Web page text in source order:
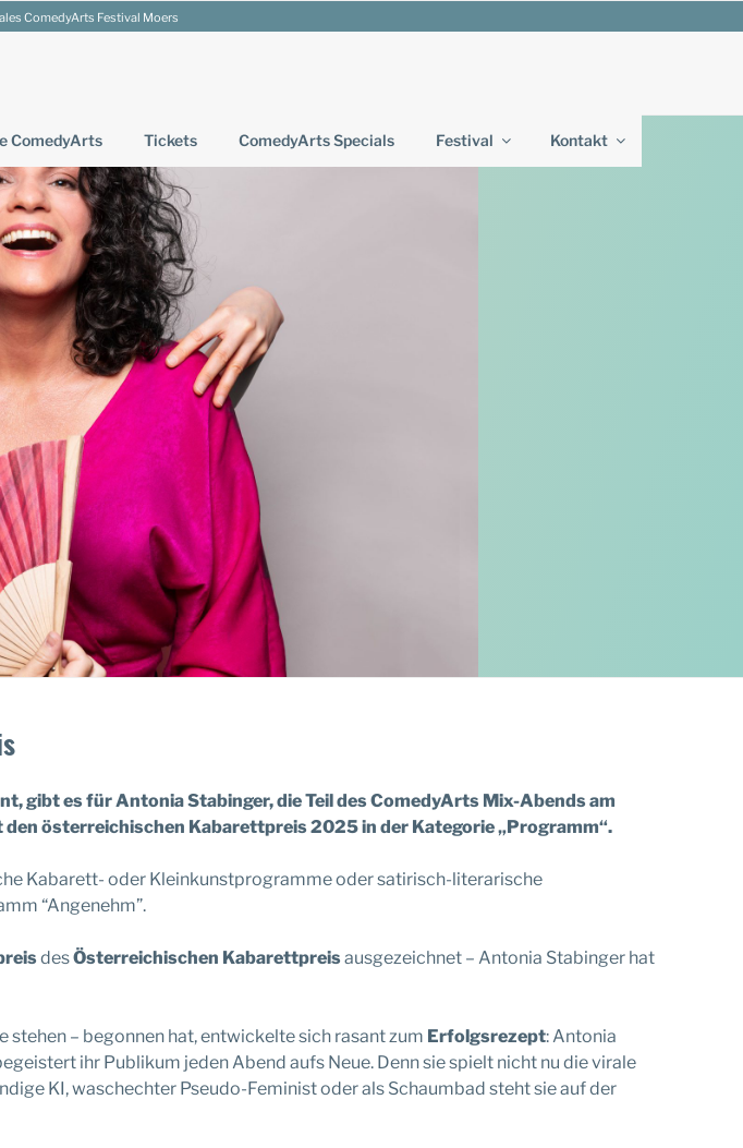
ComedyArts Festival Moers
ComedyArts Tickets ComedyArts Specials Festival Kontakt
gibt es für Antonia Stabinger, die Teil des ComedyArts Mix-Abends am
österreichischen Kabarettpreis 2025 in der Kategorie „Programm“.
Kabarett- oder Kleinkunstprogramme oder satirisch-literarische
“Angenehm”.
desÖsterreichischen Kabarettpreisausgezeichnet – Antonia Stabinger hat
stehen – begonnen hat, entwickelte sich rasant zum Erfolgsrezept: Antonia
ihr Publikum jeden Abend aufs Neue. Denn sie spielt nicht nu die virale
KI, waschechter Pseudo-Feminist oder als Schaumbad steht sie auf der